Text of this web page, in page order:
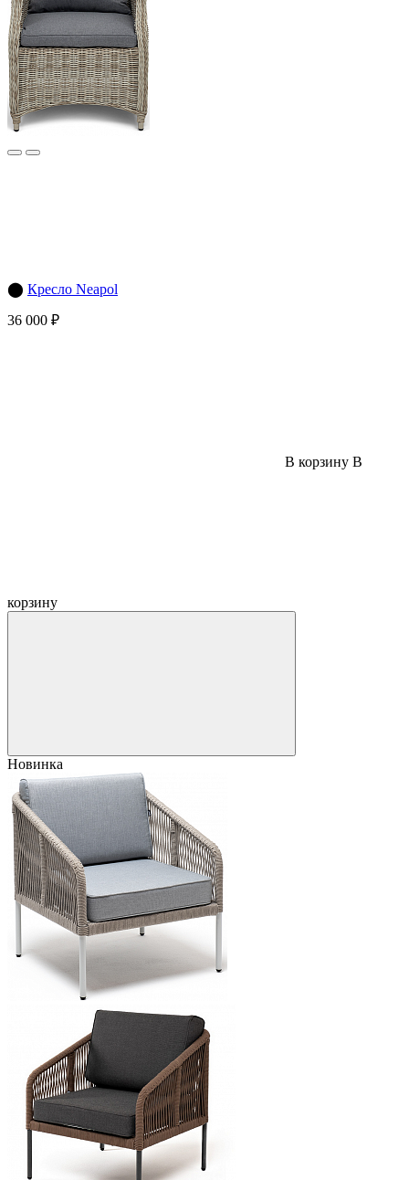
⬤ Кресло Neapol
36 000 ₽
В корзину В
корзину
Новинка